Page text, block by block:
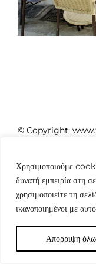
Χρησιμοποιούμε
δυνατή εμπειρία στη
χρησιμοποιείτε τη
ικανοποιημένοι με
Απόρριψη
© Copyright: